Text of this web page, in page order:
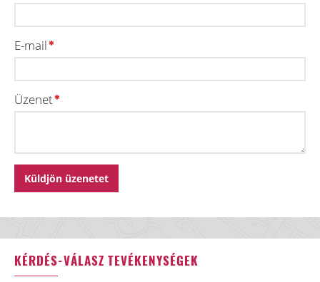
E-mail
Üzenet
KÉRDÉS-VÁLASZ TEVÉKENYSÉGEK